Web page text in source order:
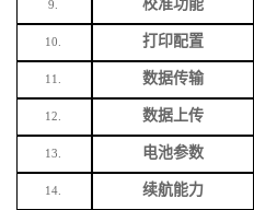
9. 校准功能
10. 打印配置
11. 数据传输
12. 数据上传
13. 电池参数
14. 续航能力